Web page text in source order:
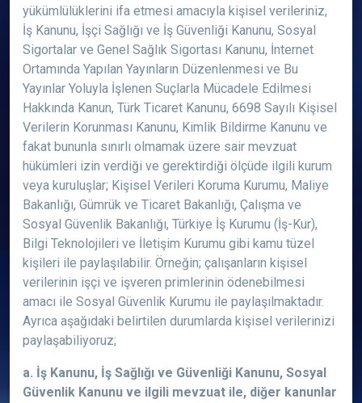
yükümlülüklerini ifa etmesi amacıyla kişisel verileriniz,
İş Kanunu, İşçi Sağlığı ve İş Güvenliği Kanunu, Sosyal
Sigortalar ve Genel Sağlık Sigortası Kanunu, İnternet
Ortamında Yapılan Yayınların Düzenlenmesi ve Bu
Yayınlar Yoluyla İşlenen Suçlarla Mücadele Edilmesi
Hakkında Kanun, Türk Ticaret Kanunu, 6698 Sayılı Kişisel
Verilerin Korunması Kanunu, Kimlik Bildirme Kanunu ve
fakat bununla sınırlı olmamak üzere sair mevzuat
hükümleri izin verdiği ve gerektirdiği ölçüde ilgili kurum
veya kuruluşlar; Kişisel Verileri Koruma Kurumu, Maliye
Bakanlığı, Gümrük ve Ticaret Bakanlığı, Çalışma ve
Sosyal Güvenlik Bakanlığı, Türkiye İş Kurumu (İş-Kur),
Bilgi Teknolojileri ve İletişim Kurumu gibi kamu tüzel
kişileri ile paylaşılabilir. Örneğin; çalışanların kişisel
verilerinin işçi ve işveren primlerinin ödenebilmesi
amacı ile Sosyal Güvenlik Kurumu ile paylaşılmaktadır.
Ayrıca aşağıdaki belirtilen durumlarda kişisel verilerinizi
paylaşabiliyoruz;
a. İş Kanunu, İş Sağlığı ve Güvenliği Kanunu, Sosyal
Güvenlik Kanunu ve ilgili mevzuat ile, diğer kanunlar